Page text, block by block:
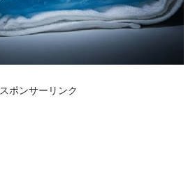
スポンサーリンク